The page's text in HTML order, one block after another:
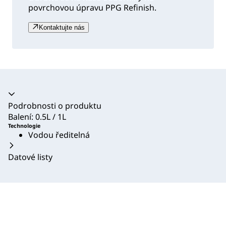
povrchovou úpravu PPG Refinish.
Kontaktujte nás
Akordeon se zhroutil
Podrobnosti o produktu
Balení: 0.5L / 1L
Technologie
Vodou ředitelná
Datové listy